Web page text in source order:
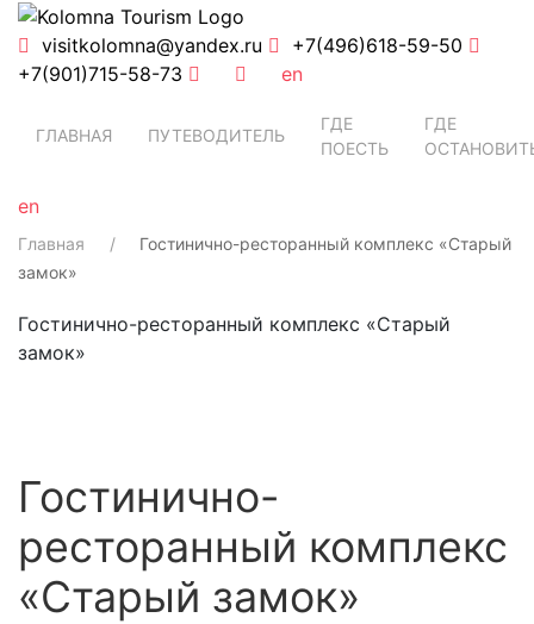
visitkolomna@yandex.ru
+7(496)618-59-50
+7(901)715-58-73
en
ГЛАВНАЯ ПУТЕВОДИТЕЛЬ
ГДЕ
ПОЕСТЬ
ГДЕ
en
Главная
Гостинично-ресторанный комплекс «Старый
замок»
Гостинично-ресторанный комплекс «Старый
замок»
Гостинично-
ресторанный комплекс
«Старый замок»